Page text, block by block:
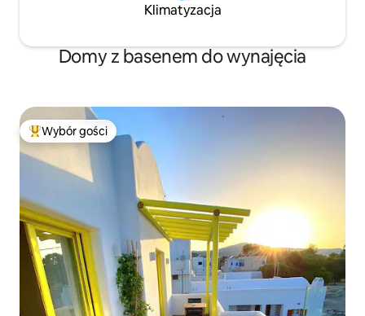
Klimatyzacja
Domy z basenem do wynajęcia
Najpopularniejsze z kategorii Wybór gości
Wybór gości